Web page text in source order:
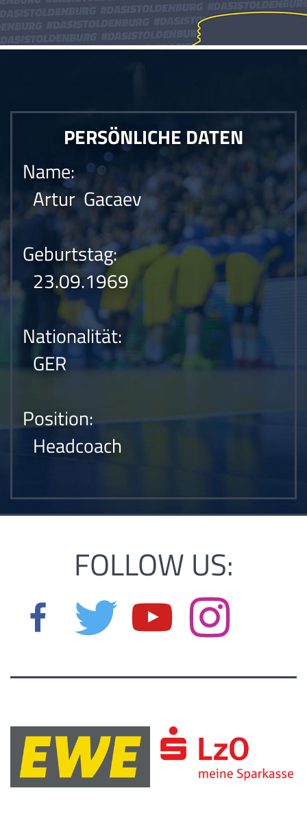
PERSÖNLICHE DATEN
Name:
Artur Gacaev
Geburtstag:
23.09.1969
Nationalität:
GER
Position:
Headcoach
FOLLOW US: